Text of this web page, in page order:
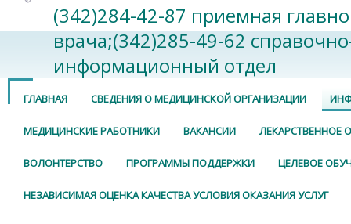
(342)284-42-87 приемная
врача;(342)285-49-62
информационный отдел
ГЛАВНАЯ СВЕДЕНИЯ О МЕДИЦИНСКОЙ ОРГАНИЗАЦИИ
МЕДИЦИНСКИЕ РАБОТНИКИ ВАКАНСИИ ЛЕКАРСТВЕННОЕ
ВОЛОНТЕРСТВО ПРОГРАММЫ ПОДДЕРЖКИ ЦЕЛЕВОЕ
НЕЗАВИСИМАЯ ОЦЕНКА КАЧЕСТВА УСЛОВИЯ ОКАЗАНИЯ УСЛУГ